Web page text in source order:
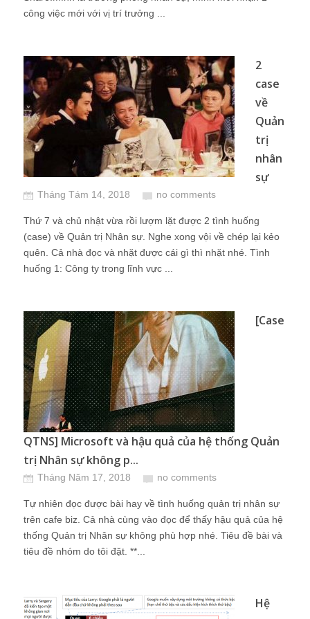
công việc mới với vị trí trưởng ...
2
case
về
Quản
trị
nhân
sự
Tháng Tám 14, 2018 no comments
Thứ 7 và chủ nhật vừa rồi lượm lặt được 2 tình huống
(case) về Quản trị Nhân sự. Nghe xong vội về chép lại kẻo
quên. Cả nhà đọc và nhặt được cái gì thì nhặt nhé. Tình
huống 1: Công ty trong lĩnh vực ...
[Case
QTNS] Microsoft và hậu quả của hệ thống Quản
trị Nhân sự không p...
Tháng Năm 17, 2018 no comments
Tự nhiên đọc được bài hay về tình huống quản trị nhân sự
trên cafe biz. Cả nhà cùng vào đọc để thấy hậu quả của hệ
thống Quản trị Nhân sự không phù hợp nhé. Tiêu đề bài và
tiêu đề nhóm do tôi đặt. **...
Hệ